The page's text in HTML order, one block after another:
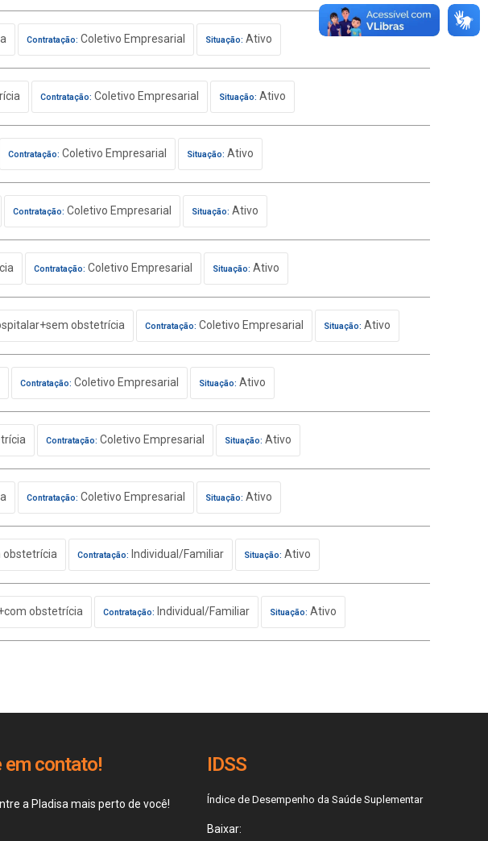
Contratação: Coletivo Empresarial Situação: Ativo
Contratação: Coletivo Empresarial Situação: Ativo
Contratação: Coletivo Empresarial Situação: Ativo
Contratação: Coletivo Empresarial Situação: Ativo
Contratação: Coletivo Empresarial Situação: Ativo
obstetrícia Contratação: Coletivo Empresarial Situação: Ativo
Contratação: Coletivo Empresarial Situação: Ativo
Contratação: Coletivo Empresarial Situação: Ativo
Contratação: Coletivo Empresarial Situação: Ativo
obstetrícia Contratação: Individual/Familiar Situação: Ativo
obstetrícia Contratação: Individual/Familiar Situação: Ativo
em contato!
a Pladisa mais perto de você!
IDSS
Índice de Desempenho da Saúde Suplementar
Baixar: